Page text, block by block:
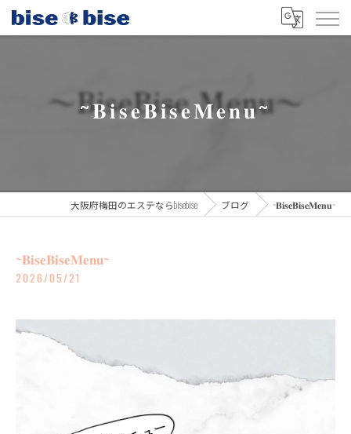
~𝐁𝐢𝐬𝐞𝐁𝐢𝐬𝐞𝐌𝐞𝐧𝐮~
大阪府梅田のエステならbisebise ブログ ~𝐁𝐢𝐬𝐞𝐁𝐢𝐬𝐞𝐌𝐞𝐧𝐮~
~𝐁𝐢𝐬𝐞𝐁𝐢𝐬𝐞𝐌𝐞𝐧𝐮~
2026/05/21